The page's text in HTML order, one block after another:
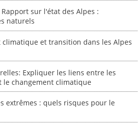
sur l'état des Alpes :
naturels
et transition dans les Alpes
Expliquer les liens entre les
le changement climatique
extrêmes : quels risques pour le